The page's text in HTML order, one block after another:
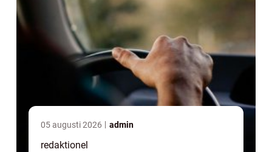
05 augusti 2026 admin
redaktionel